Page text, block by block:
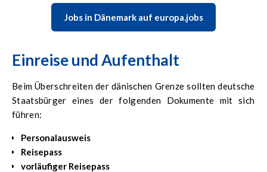
Jobs in Dänemark auf europa.jobs
Einreise und Aufenthalt
Beim Überschreiten der dänischen Grenze sollten deutsche
Staatsbürger eines der folgenden Dokumente mit sich
führen:
Personalausweis
Reisepass
vorläufiger Reisepass